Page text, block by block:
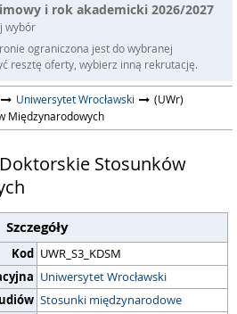
i rok akademicki 2026/2027
wybór
ograniczona jest do wybranej
resztę oferty, wybierz inną rekrutację.
Uniwersytet Wrocławski
(UWr)
Międzynarodowych
Stosunków
Szczegóły
Kod UWR_S3_KDSM
Uniwersytet Wrocławski
Stosunki międzynarodowe